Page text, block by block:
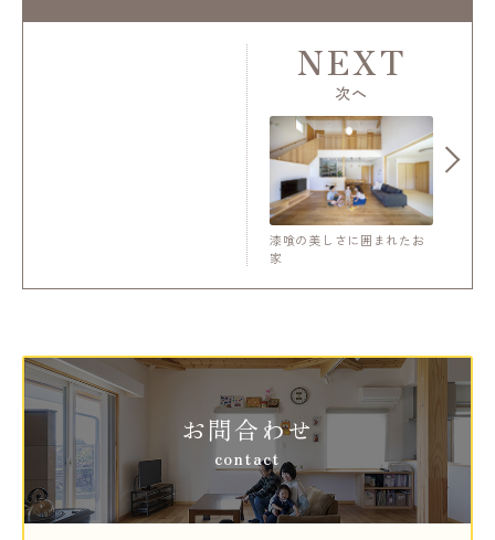
漆喰の美しさに囲まれたお
家
NEXT
次へ
お問合わせ
contact